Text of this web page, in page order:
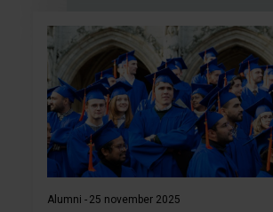
Alumni 25 november 2025